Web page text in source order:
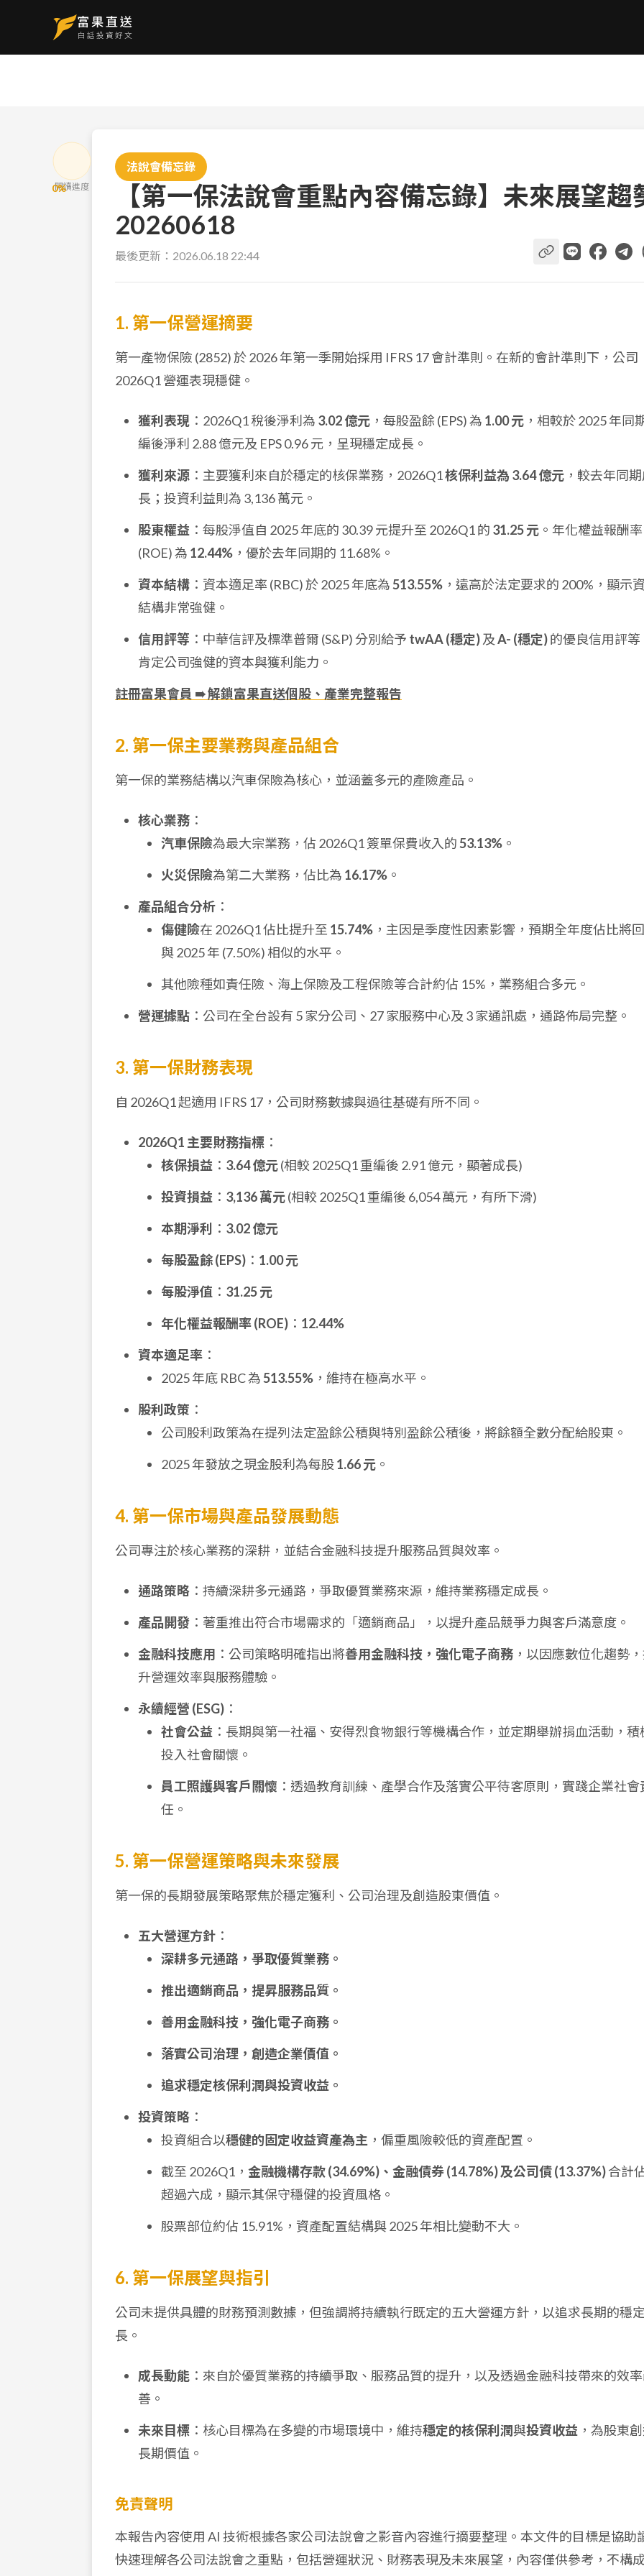
0%
閱讀進度
法說會備忘錄
【第一保法說會重點內容備忘錄】未來展望趨
20260618
最後更新： 2026.06.18 22:44
1. 第一保營運摘要
第一產物保險 (2852) 於 2026 年第一季開始採用 IFRS 17 會計準則。在新的會計準則下，公司
2026Q1 營運表現穩健。
獲利表現 ：2026Q1 稅後淨利為 3.02 億元 ，每股盈餘 (EPS) 為 1.00 元 ，相較於 2025 年同
編後淨利 2.88 億元及 EPS 0.96 元，呈現穩定成長。
獲利來源 ：主要獲利來自於穩定的核保業務，2026Q1核保利益為 3.64 億元 ，較去年同
長；投資利益則為 3,136 萬元。
股東權益 ：每股淨值自 2025 年底的 30.39 元提升至 2026Q1 的 31.25 元 。年化權益報酬率
(ROE) 為 12.44% ，優於去年同期的 11.68%。
資本結構 ：資本適足率 (RBC) 於 2025 年底為513.55% ，遠高於法定要求的 200%，顯示
結構非常強健。
信用評等 ：中華信評及標準普爾 (S&P) 分別給予 twAA (穩定)及A- (穩定)的優良信用評等
肯定公司強健的資本與獲利能力。
註冊富果會員 ➠ 解鎖富果直送個股、產業完整報告
2. 第一保主要業務與產品組合
第一保的業務結構以汽車保險為核心，並涵蓋多元的產險產品。
核心業務 ：
汽車保險為最大宗業務，佔 2026Q1 簽單保費收入的53.13% 。
火災保險為第二大業務，佔比為 16.17% 。
產品組合分析 ：
傷健險在 2026Q1 佔比提升至 15.74% ，主因是季度性因素影響，預期全年度佔比將
與 2025 年 (7.50%) 相似的水平。
其他險種如責任險、海上保險及工程保險等合計約佔 15%，業務組合多元。
營運據點 ：公司在全台設有 5 家分公司、27 家服務中心及 3 家通訊處，通路佈局完整。
3. 第一保財務表現
自 2026Q1 起適用 IFRS 17，公司財務數據與過往基礎有所不同。
2026Q1 主要財務指標 ：
核保損益 ： 3.64 億元(相較 2025Q1 重編後 2.91 億元，顯著成長)
投資損益 ： 3,136 萬元(相較 2025Q1 重編後 6,054 萬元，有所下滑)
本期淨利
： 3.02 億元
每股盈餘 (EPS) ： 1.00 元
每股淨值 ： 31.25 元
年化權益報酬率 (ROE) ： 12.44%
資本適足率 ：
2025 年底 RBC 為513.55% ，維持在極高水平。
股利政策 ：
公司股利政策為在提列法定盈餘公積與特別盈餘公積後，將餘額全數分配給股東。
2025 年發放之現金股利為每股1.66 元 。
4. 第一保市場與產品發展動態
公司專注於核心業務的深耕，並結合金融科技提升服務品質與效率。
通路策略 ：持續深耕多元通路，爭取優質業務來源，維持業務穩定成長。
產品開發 ：著重推出符合市場需求的「適銷商品」，以提升產品競爭力與客戶滿意度。
金融科技應用 ：公司策略明確指出將善用金融科技，強化電子商務 ，以因應數位化趨勢
升營運效率與服務體驗。
永續經營 (ESG) ：
社會公益 ：長期與第一社福、安得烈食物銀行等機構合作，並定期舉辦捐血活動，積
投入社會關懷。
員工照護與客戶關懷 ：透過教育訓練、產學合作及落實公平待客原則，實踐企業社會
任。
5. 第一保營運策略與未來發展
第一保的長期發展策略聚焦於穩定獲利、公司治理及創造股東價值。
五大營運方針 ：
深耕多元通路，爭取優質業務。
推出適銷商品，提昇服務品質。
善用金融科技，強化電子商務。
落實公司治理，創造企業價值。
追求穩定核保利潤與投資收益。
投資策略 ：
投資組合以穩健的固定收益資產為主 ，偏重風險較低的資產配置。
截至 2026Q1， 金融機構存款 (34.69%)、金融債券 (14.78%) 及公司債 (13.37%)合計
超過六成，顯示其保守穩健的投資風格。
股票部位約佔 15.91%，資產配置結構與 2025 年相比變動不大。
6. 第一保展望與指引
公司未提供具體的財務預測數據，但強調將持續執行既定的五大營運方針，以追求長期的穩
長。
成長動能 ：來自於優質業務的持續爭取、服務品質的提升，以及透過金融科技帶來的效
善。
未來目標 ：核心目標為在多變的市場環境中，維持穩定的核保利潤與投資收益 ，為股東
長期價值。
免責聲明
本報告內容使用 AI 技術根據各家公司法說會之影音內容進行摘要整理。本文件的目標是協助
快速理解各公司法說會之重點，包括營運狀況、財務表現及未來展望，內容僅供參考，不構